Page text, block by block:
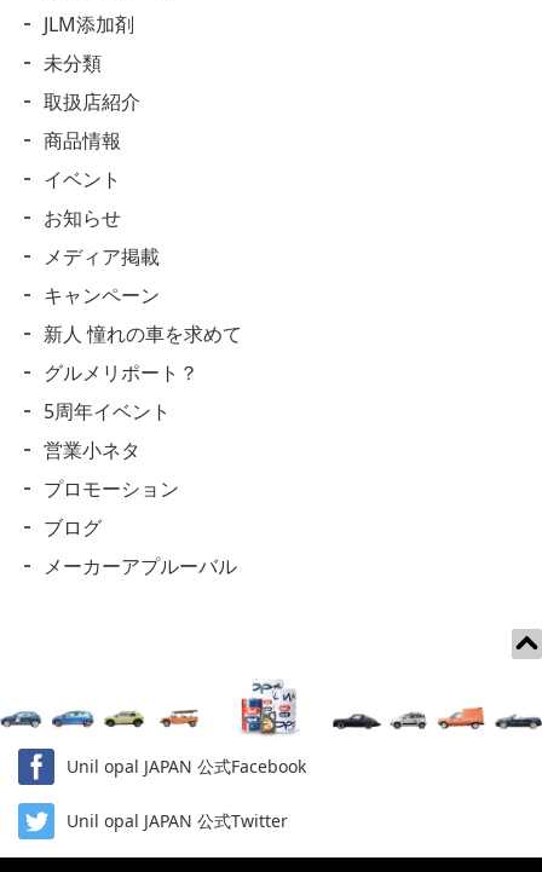
JLM添加剤
未分類
取扱店紹介
商品情報
イベント
お知らせ
メディア掲載
キャンペーン
新人 憧れの車を求めて
グルメリポート？
5周年イベント
営業小ネタ
プロモーション
ブログ
メーカーアプルーバル
Unil opal JAPAN 公式Facebook
Unil opal JAPAN 公式Twitter